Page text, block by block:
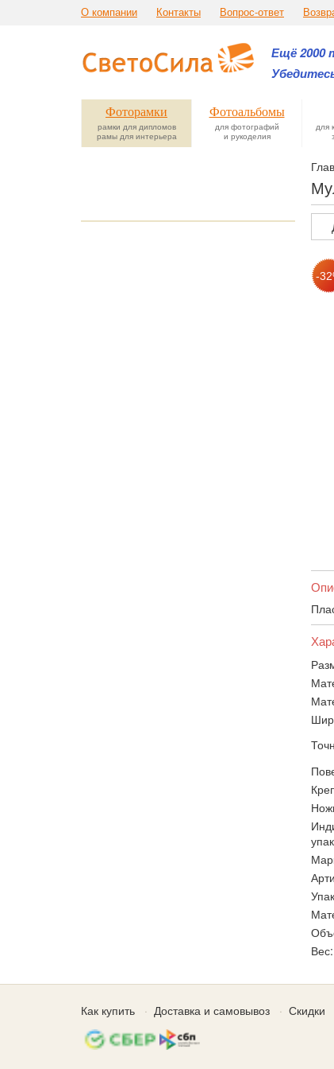
О компании Контакты Вопрос-ответ
Ещё 2000
Фоторамки
рамки для дипломов
рамы для интерьера
Фотоальбомы
для фотографий
и рукоделия
для
Вес:
Как купить Доставка и самовывоз Скидки